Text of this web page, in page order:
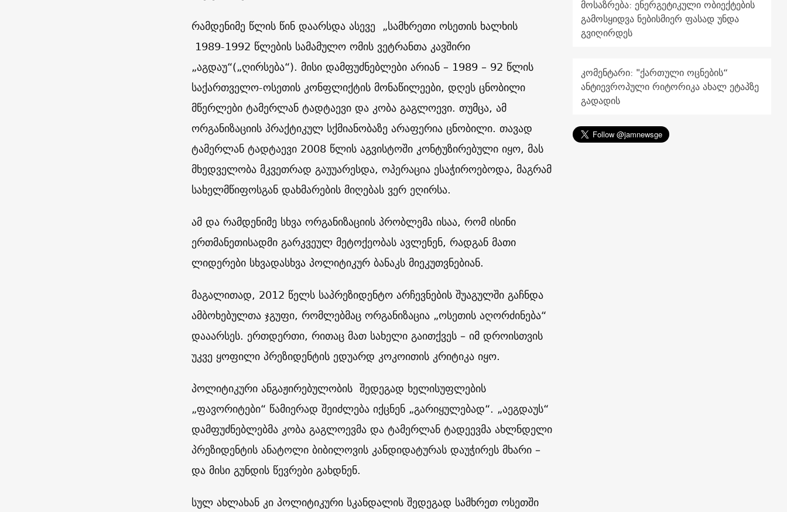
რამდენიმე წლის წინ დაარსდა ასევე „სამხრეთი ოსეთის ხალხის
1989-1992 წლების სამამულო ომის ვეტრანთა კავშირი
„აგდაუ“(„ღირსება“). მისი დამფუძნებლები არიან – 1989 – 92 წლის
საქართველო-ოსეთის კონფლიქტის მონაწილეები, დღეს ცნობილი
მწერლები ტამერლან ტადტაევი და კობა გაგლოევი. თუმცა, ამ
ორგანიზაციის პრაქტიკულ სქმიანობაზე არაფერია ცნობილი. თავად
ტამერლან ტადტაევი 2008 წლის აგვისტოში კონტუზირებული იყო, მას
მხედველობა მკვეთრად გაუუარესდა, ოპერაცია ესაჭიროებოდა, მაგრამ
სახელმწიფოსგან დახმარების მიღებას ვერ ეღირსა.
ამ და რამდენიმე სხვა ორგანიზაციის პრობლემა ისაა, რომ ისინი
ერთმანეთისადმი გარკვეულ მეტოქეობას ავლენენ, რადგან მათი
ლიდერები სხვადასხვა პოლიტიკურ ბანაკს მიეკუთვნებიან.
მაგალითად, 2012 წელს საპრეზიდენტო არჩევნების შუაგულში გაჩნდა
ამბოხებულთა ჯგუფი, რომლებმაც ორგანიზაცია „ოსეთის აღორძინება“
დააარსეს. ერთდერთი, რითაც მათ სახელი გაითქვეს – იმ დროისთვის
უკვე ყოფილი პრეზიდენტის ედუარდ კოკოითის კრიტიკა იყო.
პოლიტიკური ანგაჟირებულობის შედეგად ხელისუფლების
„ფავორიტები“ წამიერად შეიძლება იქცნენ „გარიყულებად“. „აეგდაუს“
დამფუძნებლებმა კობა გაგლოევმა და ტამერლან ტადეევმა ახლნდელი
პრეზიდენტის ანატოლი ბიბილოვის კანდიდატურას დაუჭირეს მხარი –
და მისი გუნდის წევრები გახდნენ.
სულ ახლახან კი პოლიტიკური სკანდალის შედეგად სამხრეთ ოსეთში
მოსაზრება: ენერგეტიკული ობიექტების
გამოსყიდვა ნებისმიერ ფასად უნდა
გვიღირდეს
კომენტარი: "ქართული ოცნების“
ანტიევროპული რიტორიკა ახალ ეტაპზე
გადადის